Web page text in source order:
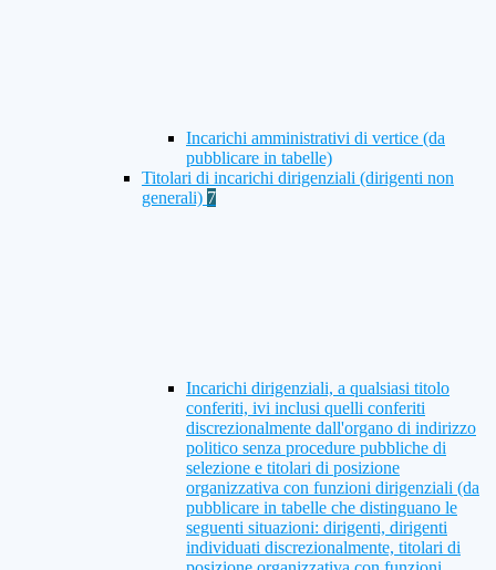
Incarichi amministrativi di vertice (da
pubblicare in tabelle)
Titolari di incarichi dirigenziali (dirigenti non
generali) 7
Incarichi dirigenziali, a qualsiasi titolo
conferiti, ivi inclusi quelli conferiti
discrezionalmente dall'organo di indirizzo
politico senza procedure pubbliche di
selezione e titolari di posizione
organizzativa con funzioni dirigenziali (da
pubblicare in tabelle che distinguano le
seguenti situazioni: dirigenti, dirigenti
individuati discrezionalmente, titolari di